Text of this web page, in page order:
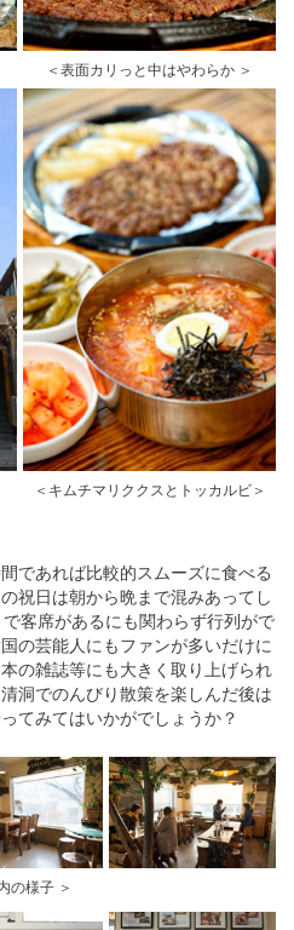
＜表面カリっと中はやわらか ＞
＜キムチマリククスとトッカルビ＞
であれば比較的スムーズに食べる
祝日は朝から晩まで混みあってし
客席があるにも関わらず行列がで
の芸能人にもファンが多いだけに
の雑誌等にも大きく取り上げられ
洞でのんびり散策を楽しんだ後は
てみてはいかがでしょうか？
の様子 ＞